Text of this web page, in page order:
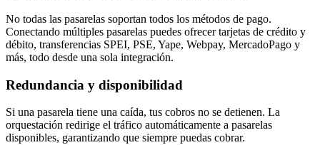
No todas las pasarelas soportan todos los métodos de pago.
Conectando múltiples pasarelas puedes ofrecer tarjetas de crédito y
débito, transferencias SPEI, PSE, Yape, Webpay, MercadoPago y
más, todo desde una sola integración.
Redundancia y disponibilidad
Si una pasarela tiene una caída, tus cobros no se detienen. La
orquestación redirige el tráfico automáticamente a pasarelas
disponibles, garantizando que siempre puedas cobrar.